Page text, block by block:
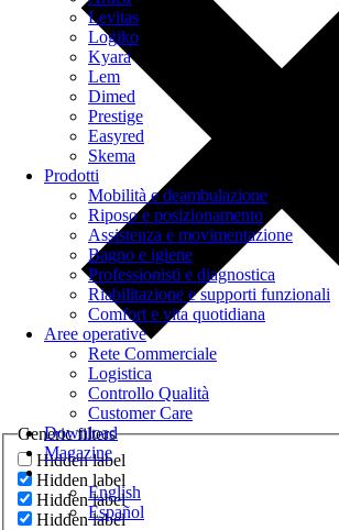
Generic filters
Hidden label
Hidden label
Hidden label
Hidden label
Levitas
Logiko
Kyara
Lem
Dimed
Prestige
Easyred
Skema
Prodotti
Mobilità e deambulazione
Riposo e posizionamento
Assistenza e movimentazione
Bagno e igiene
Professionisti e diagnostica
Riabilitazione e supporti funzionali
Comfort e vita quotidiana
Aree operative
Rete Commerciale
Logistica
Controllo Qualità
Customer Care
Download
Magazine
English
Español